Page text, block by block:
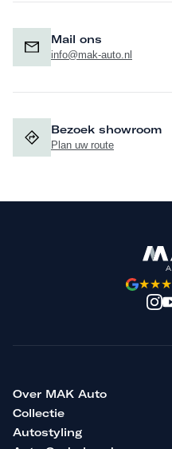
Mail ons
info@mak-auto.nl
Bezoek showroom
Plan uw route
★★★
Over MAK Auto
Collectie
Autostyling